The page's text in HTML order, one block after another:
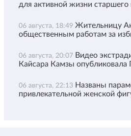
для активной жизни старшего
06 августа, 18:49 Жительницу
общественным работам за
06 августа, 20:07 Видео
Кайсара Камзы опубликовала
06 августа, 22:13 Названы
привлекательной женской